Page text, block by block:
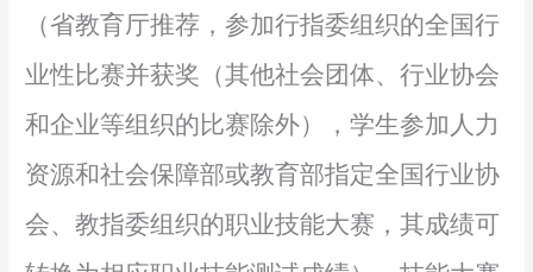
（省教育厅推荐，参加行指委组织的全国行
业性比赛并获奖（其他社会团体、行业协会
和企业等组织的比赛除外），学生参加人力
资源和社会保障部或教育部指定全国行业协
会、教指委组织的职业技能大赛，其成绩可